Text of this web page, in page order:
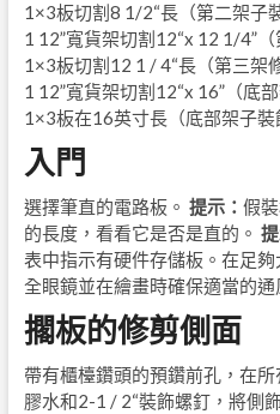
1×3板切割8 1/2“長（第二架子
1 12”寬貨架切割12“x 12 1/4”（
1×3板切割12 1 / 4“長（第三架
1 12”寬貨架切割12“x 16”（底部
1×3板在16英寸長（底部架子裝
入門
選擇筆直的電路板。 提示： 假
的長度，看看它是否是直的。
表中指示有硬件存儲板。在足
全眼鏡並在繪畫時確保適當的通
擱板的修剪側面
帶有櫃檯鑽頭的預鑽前孔，在
膠水和2-1 / 2“裝飾螺釘，將側